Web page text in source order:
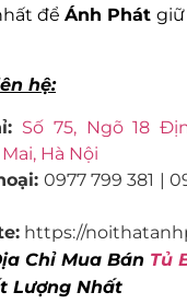
để Ánh Phát giữ
hệ:
Số 75, Ngõ 18
Hà Nội
0977 799 381 |
https://
Chỉ Mua Bán Tủ
Lượng Nhất